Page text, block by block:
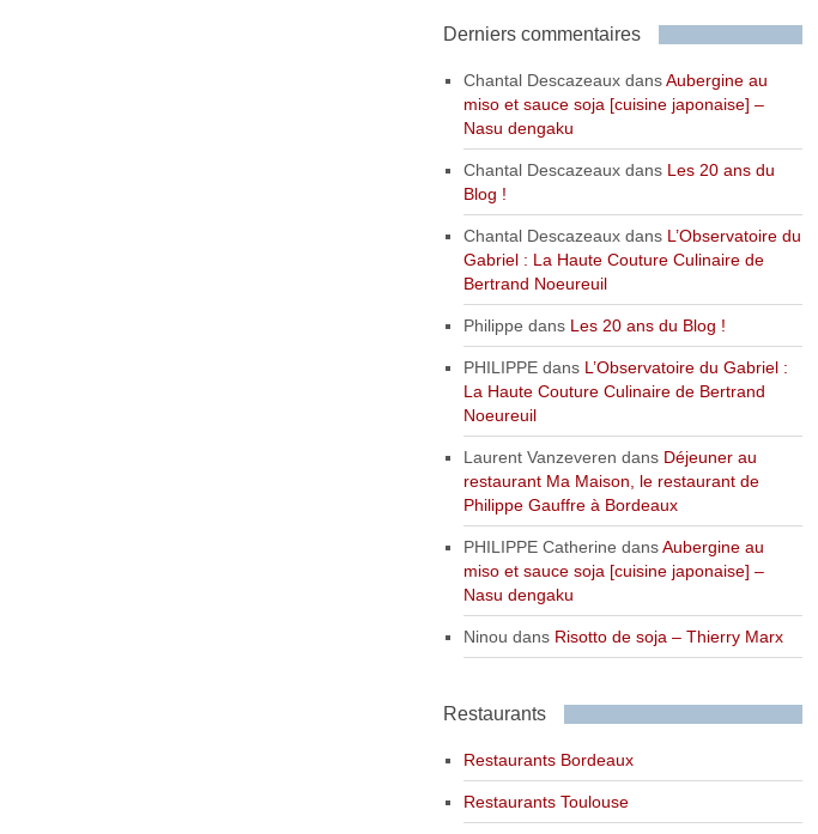
Derniers commentaires
Chantal DescazeauxdansAubergine au
miso et sauce soja [cuisine japonaise] –
Nasu dengaku
Chantal Descazeauxdans Les 20 ans du
Blog !
Chantal Descazeauxdans L’Observatoire du
Gabriel : La Haute Couture Culinaire de
Bertrand Noeureuil
Philippe dans Les 20 ans du Blog !
PHILIPPEdans L’Observatoire du Gabriel :
La Haute Couture Culinaire de Bertrand
Noeureuil
Laurent Vanzeveren dans Déjeuner au
restaurant Ma Maison, le restaurant de
Philippe Gauffre à Bordeaux
PHILIPPE Catherine dansAubergine au
miso et sauce soja [cuisine japonaise] –
Nasu dengaku
Ninou dans Risotto de soja – Thierry Marx
Restaurants
Restaurants Bordeaux
Restaurants Toulouse